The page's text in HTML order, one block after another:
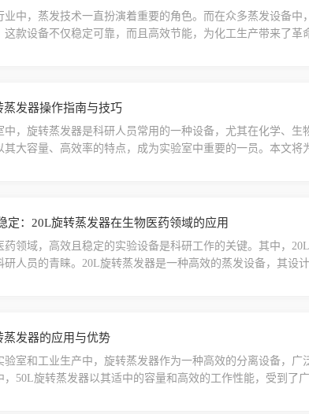
业中，蒸发技术一直扮演着重要的角色。而在众多蒸发设备
这款设备不仅稳定可靠，而且高效节能，为化工生产带来了
蒸发器操作指南与技巧
中，旋转蒸发器是科研人员常用的一种设备，尤其在化学、
其大容量、高效率的特点，成为实验室中重要的一员。本文将
定：20L旋转蒸发器在生物医药领域的应用
药领域，高效且稳定的实验设备是科研工作的关键。其中，
研人员的青睐。20L旋转蒸发器是一种高效的蒸发设备，其设
蒸发器的应用与优势
验室和工业生产中，旋转蒸发器作为一种高效的分离设备，
，50L旋转蒸发器以其适中的容量和高效的工作性能，受到了